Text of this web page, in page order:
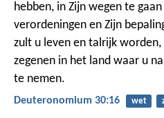
hebben, in Zijn wegen te
verordeningen en Zijn
zult u leven en talrijk worden,
zegenen in het land waar u
te nemen.
Deuteronomium 30:16 wet